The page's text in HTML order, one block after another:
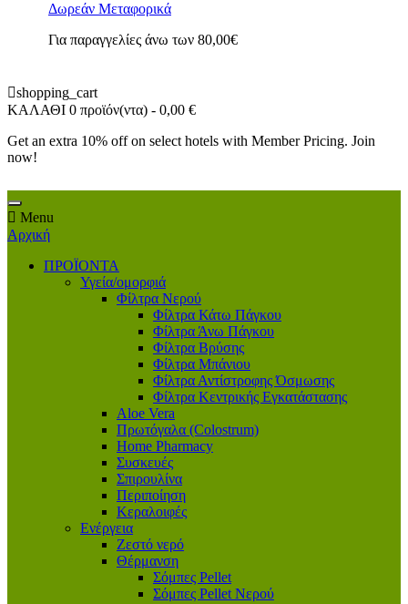
Δωρεάν Μεταφορικά
Για παραγγελίες άνω των 80,00€
shopping_cart
ΚΑΛΑΘΙ 0 προϊόν(ντα) - 0,00 €
Get an extra 10% off on select hotels with Member Pricing. Join
now!
Menu
Αρχική
ΠΡΟΪΟΝΤΑ
Υγεία/ομορφιά
Φίλτρα Νερού
Φίλτρα Κάτω Πάγκου
Φίλτρα Άνω Πάγκου
Φίλτρα Βρύσης
Φίλτρα Μπάνιου
Φίλτρα Αντίστροφης Όσμωσης
Φίλτρα Κεντρικής Εγκατάστασης
Aloe Vera
Πρωτόγαλα (Colostrum)
Home Pharmacy
Συσκευές
Σπιρουλίνα
Περιποίηση
Κεραλοιφές
Ενέργεια
Ζεστό νερό
Θέρμανση
Σόμπες Pellet
Σόμπες Pellet Νερού